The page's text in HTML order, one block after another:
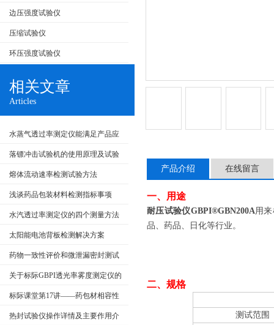
边压强度试验仪
压缩试验仪
环压强度试验仪
相关文章
Articles
水蒸气透过率测定仪能满足产品应
用的不同需求
落镖冲击试验机的使用原理及试验
方式熔体流动速率检测试验方法
浅谈药品包装材料检测指标事项
水汽透过率测定仪的四个测量方法
详解太阳能电池背板检测解决方案
药物一致性评价和微泄漏密封测试
关于标际GBPI透光率雾度测定仪的
工作原理及使用条件
标际课堂第17讲——药包材相容性
检测与应用
热封试验仪操作详情及主要作用介
产品介绍 在线留言
一、用途
耐压试验仪GBPI®GBN200A用
品、药品、日化等行业。
二、规格
测试范围